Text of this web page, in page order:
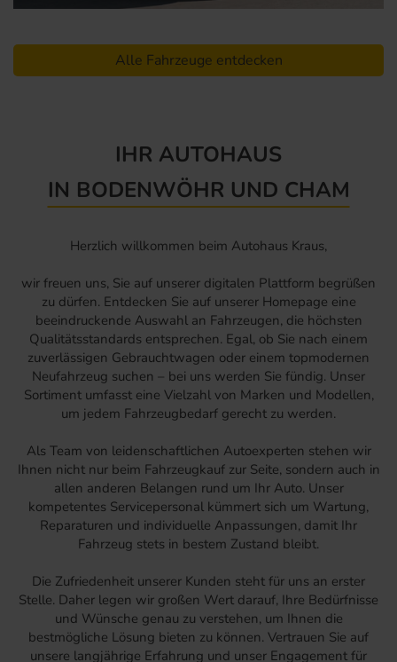
Alle Fahrzeuge entdecken
IHR AUTOHAUS
IN BODENWÖHR UND CHAM
Herzlich willkommen beim Autohaus Kraus,
wir freuen uns, Sie auf unserer digitalen Plattform begrüßen
zu dürfen. Entdecken Sie auf unserer Homepage eine
beeindruckende Auswahl an Fahrzeugen, die höchsten
Qualitätsstandards entsprechen. Egal, ob Sie nach einem
zuverlässigen Gebrauchtwagen oder einem topmodernen
Neufahrzeug suchen – bei uns werden Sie fündig. Unser
Sortiment umfasst eine Vielzahl von Marken und Modellen,
um jedem Fahrzeugbedarf gerecht zu werden.
Als Team von leidenschaftlichen Autoexperten stehen wir
Ihnen nicht nur beim Fahrzeugkauf zur Seite, sondern auch in
allen anderen Belangen rund um Ihr Auto. Unser
kompetentes Servicepersonal kümmert sich um Wartung,
Reparaturen und individuelle Anpassungen, damit Ihr
Fahrzeug stets in bestem Zustand bleibt.
Die Zufriedenheit unserer Kunden steht für uns an erster
Stelle. Daher legen wir großen Wert darauf, Ihre Bedürfnisse
und Wünsche genau zu verstehen, um Ihnen die
bestmögliche Lösung bieten zu können. Vertrauen Sie auf
unsere langjährige Erfahrung und unser Engagement für